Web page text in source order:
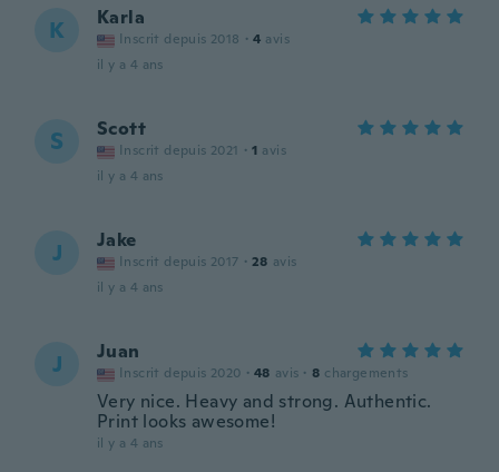
K Karla
Inscrit depuis 2018 · 4 avis
il y a 4 ans
S Scott
Inscrit depuis 2021 · 1 avis
il y a 4 ans
J Jake
Inscrit depuis 2017 · 28 avis
il y a 4 ans
J Juan
Inscrit depuis 2020 · 48 avis · 8 chargements
Very nice. Heavy and strong. Authentic.
Print looks awesome!
il y a 4 ans